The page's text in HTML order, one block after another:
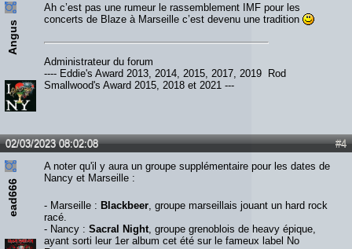
Angus
Ah c’est pas une rumeur le rassemblement IMF pour les
concerts de Blaze à Marseille c’est devenu une tradition
Administrateur du forum
---- Eddie's Award 2013, 2014, 2015, 2017, 2019 Rod
Smallwood's Award 2015, 2018 et 2021 ---
#4
02/03/2023 08:02:08
ead666
A noter qu'il y aura un groupe supplémentaire pour les dates de
Nancy et Marseille :
- Marseille : Blackbeer, groupe marseillais jouant un hard rock
racé.
- Nancy : Sacral Night, groupe grenoblois de heavy épique,
ayant sorti leur 1er album cet été sur le fameux label No